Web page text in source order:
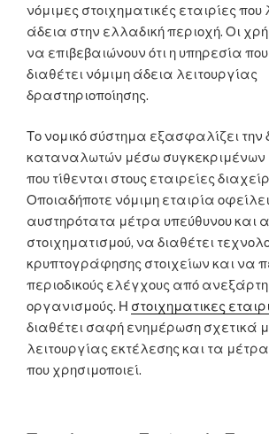
νόμιμες στοιχηματικές εταιρίες που
άδεια στην ελλαδική περιοχή. Οι
να επιβεβαιώνουν ότι η υπηρεσία
διαθέτει νόμιμη άδεια λειτουργίας
δραστηριοποίησης.
Το νομικό σύστημα εξασφαλίζει
καταναλωτών μέσω συγκεκριμένων
που τίθενται στους εταιρείες
Οποιαδήποτε νόμιμη εταιρία
αυστηρότατα μέτρα υπεύθυνου και
στοιχηματισμού, να διαθέτει
κρυπτογράφησης στοιχείων και να
περιοδικούς ελέγχους από
οργανισμούς. Η στοιχηματικες
διαθέτει σαφή ενημέρωση σχετικά
λειτουργίας εκτέλεσης και τα
που χρησιμοποιεί.